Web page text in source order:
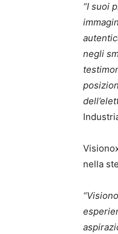
“I suoi
negli
nella